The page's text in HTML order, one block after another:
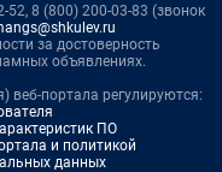
8 (800) 200-03-83 (звонок
за достоверность
объявлениях.
веб-портала регулируются:
ПО
и политикой
данных